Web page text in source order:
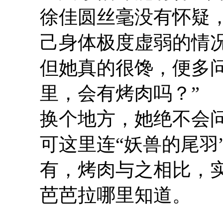
徐佳圆丝毫没有怀疑
己身体极度虚弱的情
但她真的很馋，便多
里，会有烤肉吗？”
换个地方，她绝不会
可这里连“妖兽的尾
有，烤肉与之相比，
芭芭拉哪里知道。